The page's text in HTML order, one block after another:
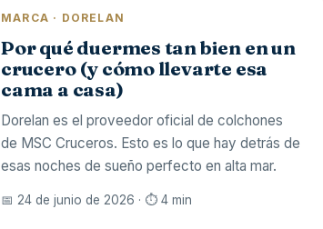
MARCA · DORELAN
Por qué duermes tan bien en un
crucero (y cómo llevarte esa
cama a casa)
Dorelan es el proveedor oficial de colchones
de MSC Cruceros. Esto es lo que hay detrás de
esas noches de sueño perfecto en alta mar.
📅 24 de junio de 2026 · ⏱️ 4 min